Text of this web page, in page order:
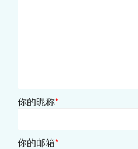
你的昵称*
你的邮箱*